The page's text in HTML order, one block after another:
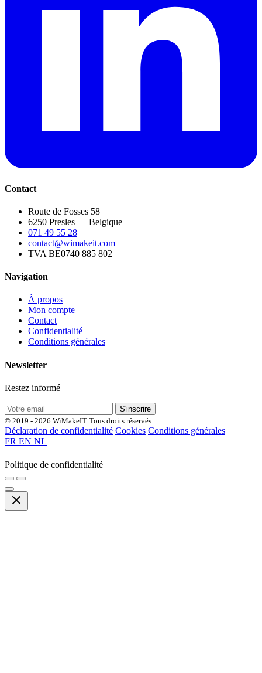
Contact
Route de Fosses 58
6250 Presles — Belgique
071 49 55 28
contact@wimakeit.com
TVA BE0740 885 802
Navigation
À propos
Mon compte
Contact
Confidentialité
Conditions générales
Newsletter
Restez informé
S'inscrire
© 2019 - 2026 WiMakeIT. Tous droits réservés.
Déclaration de confidentialité Cookies Conditions générales
FR EN NL
Politique de confidentialité